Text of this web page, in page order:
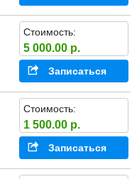
Стоимость:
5 000.00 р.
Записаться
Стоимость:
1 500.00 р.
Записаться